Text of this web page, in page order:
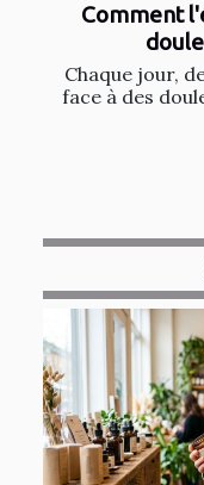
Comment
Chaque jour,
face à des